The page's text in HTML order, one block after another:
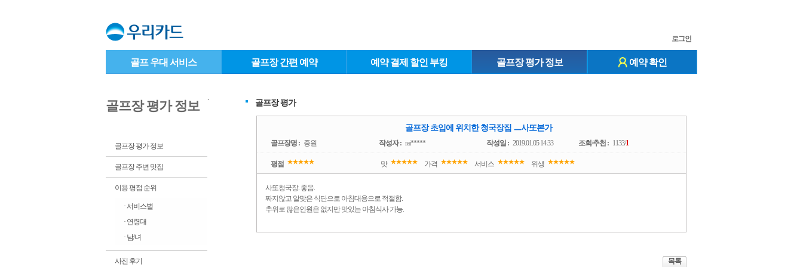
골프 우대 서비스 골프장 간편 예약 예약 결제 할인 부킹 골프장 평가 정보 예약 확인
로그인
골프장 평가 정보
골프장 평가 정보
골프장 주변 맛집
이용 평점 순위
· 서비스별
· 연령대
· 남/녀
사진 후기
` 골프장 평가
골프장 초입에 위치한 청국장집 ㅡ사또본가
골프장명 : 중원 작성자 : rai***** 작성일 : 2019.01.05 14:33 조회/추천 : 1133/1
평점 맛 가격 서비스 위생
사또청국장. 좋음.
짜지않고 알맞은 식단으로 아침대용으로 적절함.
추위로 많은인원은 없지만 맛있는 아침식사 가능.
목록